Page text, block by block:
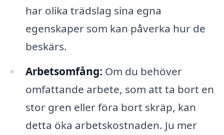
har olika trädslag sina egna
egenskaper som kan påverka hur de
beskärs.
Arbetsomfång: Om du behöver
omfattande arbete, som att ta bort en
stor gren eller föra bort skräp, kan
detta öka arbetskostnaden. Ju mer